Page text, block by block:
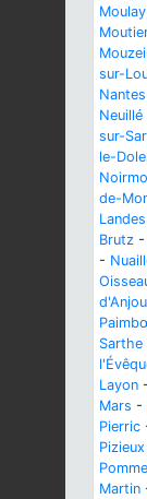
Moulay
Mouzeil
sur-
Nantes
Neuillé
sur-
le-
de-
Landes
Brutz -
-
d'Anjou
Sarthe
Layon -
Mars -
Pierric
Pizieux
Martin